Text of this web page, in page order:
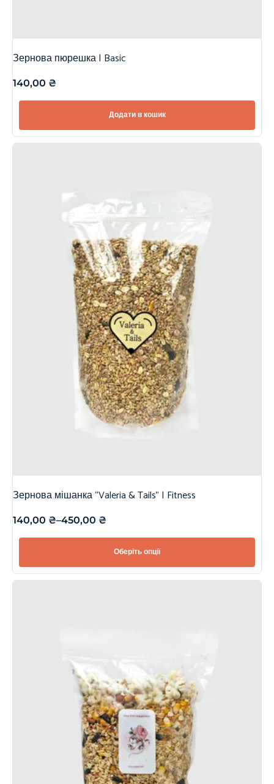
Зернова пюрешка | Basic
140,00 ₴
Додати в кошик
Зернова мішанка “Valeria & Tails” | Fitness
140,00 ₴–450,00 ₴
Оберіть опції